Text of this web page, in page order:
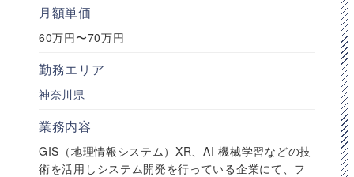
月額単価
60万円〜70万円
勤務エリア
神奈川県
業務内容
GIS（地理情報システム）XR、AI 機械学習などの技
術を活用しシステム開発を行っている企業にて、フ